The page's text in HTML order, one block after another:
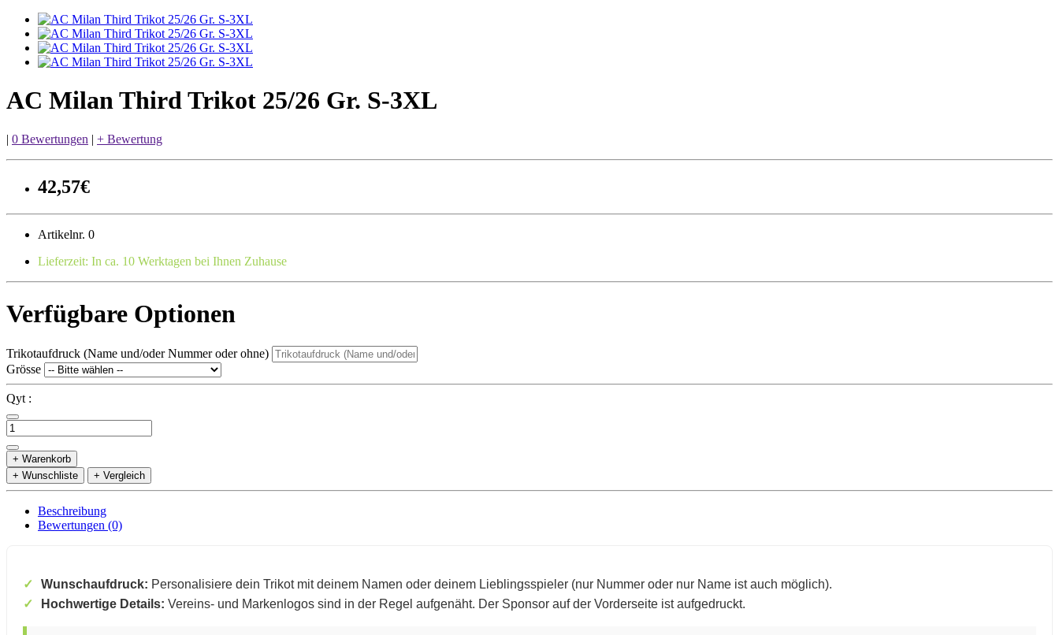
AC Milan Third Trikot 25/26 Gr. S-3XL
| 0 Bewertungen | + Bewertung
42,57€
Artikelnr. 0
Lieferzeit: In ca. 10 Werktagen bei Ihnen Zuhause
Verfügbare Optionen
Trikotaufdruck (Name und/oder Nummer oder ohne)
Grösse
Qyt :
+ Warenkorb
+ Wunschliste
+ Vergleich
Beschreibung
Bewertungen (0)
Wunschaufdruck: Personalisiere dein Trikot mit deinem Namen oder deinem Lieblingsspieler (nur Nummer oder nur Name ist auch möglich).
Hochwertige Details: Vereins- und Markenlogos sind in der Regel aufgenäht. Der Sponsor auf der Vorderseite ist aufgedruckt.